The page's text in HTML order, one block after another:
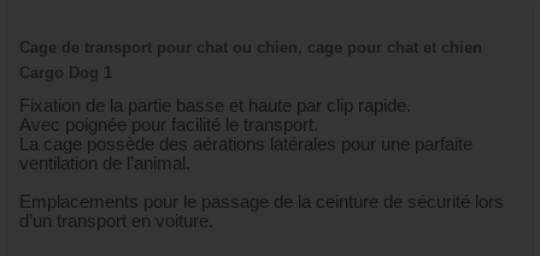
Cage de transport pour chat ou chien, cage pour chat et chien
Cargo Dog 1
Fixation de la partie basse et haute par clip rapide.
Avec poignée pour facilité le transport.
La cage possède des aérations latérales pour une parfaite
ventilation de l’animal.
Emplacements pour le passage de la ceinture de sécurité lors
d’un transport en voiture.